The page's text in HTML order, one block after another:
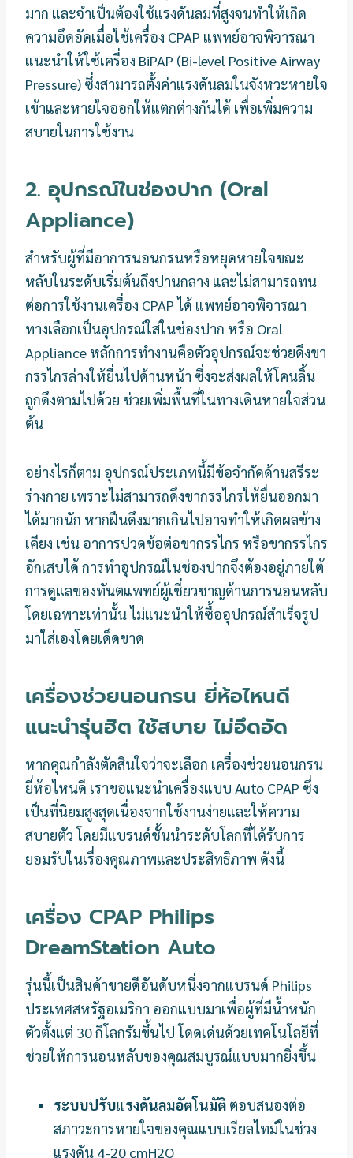
มาก และจำเป็นต้องใช้แรงดันลมที่สูงจนทำให้เกิด
ความอึดอัดเมื่อใช้เครื่อง CPAP แพทย์อาจพิจารณา
แนะนำให้ใช้เครื่อง BiPAP (Bi-level Positive Airway
Pressure) ซึ่งสามารถตั้งค่าแรงดันลมในจังหวะหายใจ
เข้าและหายใจออกให้แตกต่างกันได้ เพื่อเพิ่มความ
สบายในการใช้งาน
2. อุปกรณ์ในช่องปาก (Oral
Appliance)
สำหรับผู้ที่มีอาการนอนกรนหรือหยุดหายใจขณะ
หลับในระดับเริ่มต้นถึงปานกลาง และไม่สามารถทน
ต่อการใช้งานเครื่อง CPAP ได้ แพทย์อาจพิจารณา
ทางเลือกเป็นอุปกรณ์ใส่ในช่องปาก หรือ Oral
Appliance หลักการทำงานคือตัวอุปกรณ์จะช่วยดึงขา
กรรไกรล่างให้ยื่นไปด้านหน้า ซึ่งจะส่งผลให้โคนลิ้น
ถูกดึงตามไปด้วย ช่วยเพิ่มพื้นที่ในทางเดินหายใจส่วน
ต้น
อย่างไรก็ตาม อุปกรณ์ประเภทนี้มีข้อจำกัดด้านสรีระ
ร่างกาย เพราะไม่สามารถดึงขากรรไกรให้ยื่นออกมา
ได้มากนัก หากฝืนดึงมากเกินไปอาจทำให้เกิดผลข้าง
เคียง เช่น อาการปวดข้อต่อขากรรไกร หรือขากรรไกร
อักเสบได้ การทำอุปกรณ์ในช่องปากจึงต้องอยู่ภายใต้
การดูแลของทันตแพทย์ผู้เชี่ยวชาญด้านการนอนหลับ
โดยเฉพาะเท่านั้น ไม่แนะนำให้ซื้ออุปกรณ์สำเร็จรูป
มาใส่เองโดยเด็ดขาด
เครื่องช่วยนอนกรน ยี่ห้อไหนดี
แนะนำรุ่นฮิต ใช้สบาย ไม่อึดอัด
หากคุณกำลังตัดสินใจว่าจะเลือก เครื่องช่วยนอนกรน
ยี่ห้อไหนดี เราขอแนะนำเครื่องแบบ Auto CPAP ซึ่ง
เป็นที่นิยมสูงสุดเนื่องจากใช้งานง่ายและให้ความ
สบายตัว โดยมีแบรนด์ชั้นนำระดับโลกที่ได้รับการ
ยอมรับในเรื่องคุณภาพและประสิทธิภาพ ดังนี้
เครื่อง CPAP Philips
DreamStation Auto
รุ่นนี้เป็นสินค้าขายดีอันดับหนึ่งจากแบรนด์ Philips
ประเทศสหรัฐอเมริกา ออกแบบมาเพื่อผู้ที่มีน้ำหนัก
ตัวตั้งแต่ 30 กิโลกรัมขึ้นไป โดดเด่นด้วยเทคโนโลยีที่
ช่วยให้การนอนหลับของคุณสมบูรณ์แบบมากยิ่งขึ้น
ระบบปรับแรงดันลมอัตโนมัติ ตอบสนองต่อ
สภาวะการหายใจของคุณแบบเรียลไทม์ในช่วง
แรงดัน 4-20 cmH2O